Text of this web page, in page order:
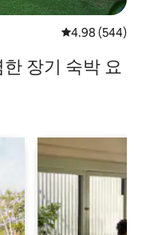
평점 4.98점(5
4.98 (544)
장기 숙박 요